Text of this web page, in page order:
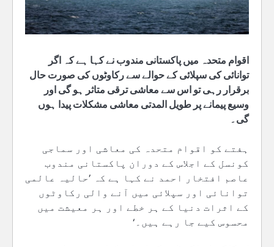
اقوام متحدہ میں پاکستانی مندوب نے کہا ہے کہ اگر
توانائی کی سپلائی کے حوالے سے رکاوٹوں کی صورت حال
برقرار رہی تو اس سے معاشی ترقی متاثر ہو گی اور
وسیع پیمانے پر طویل المدتی معاشی مشکلات پیدا ہوں
گی۔
ہفتے کو اقوام متحدہ کی معاشی اور سماجی
کونسل کے اجلاس کے دوران پاکستانی مندوب
عاصم افتخار احمد نے کہا ہے کہ ’حالیہ عالمی
توانائی اور سپلائی میں آنے والی رکاوٹوں
کے اثرات دنیا کے ہر خطے اور ہر معیشت میں
محسوس کیے جا رہے ہیں۔‘